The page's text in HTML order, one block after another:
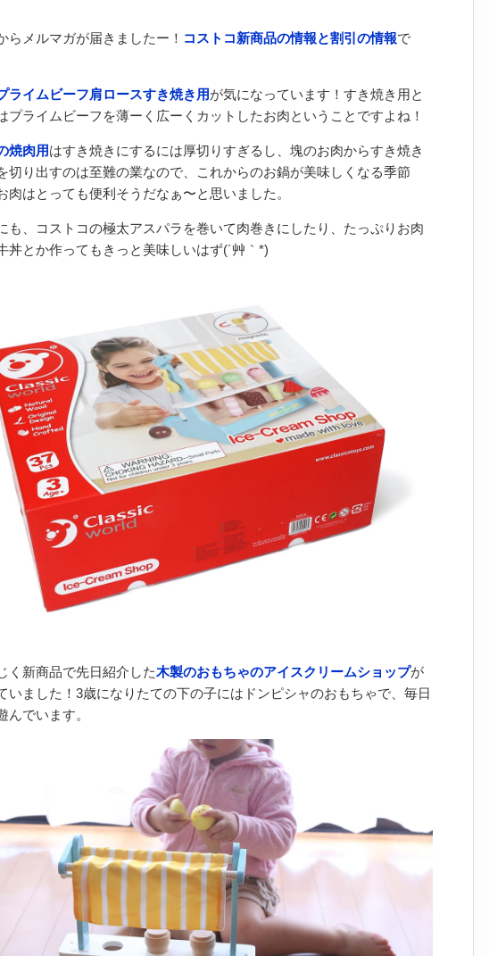
らメルマガが届きましたー！ コストコ新商品の情報と割引の情報で
ライムビーフ肩ロースすき焼き用が気になっています！すき焼き用と
プライムビーフを薄ーく広ーくカットしたお肉ということですよね！
焼肉用はすき焼きにするには厚切りすぎるし、塊のお肉からすき焼き
切り出すのは至難の業なので、これからのお鍋が美味しくなる季節
肉はとっても便利そうだなぁ〜と思いました。
も、コストコの極太アスパラを巻いて肉巻きにしたり、たっぷりお肉
丼とか作ってもきっと美味しいはず(´艸｀*)
く新商品で先日紹介した木製のおもちゃのアイスクリームショップが
いました！3歳になりたての下の子にはドンピシャのおもちゃで、毎日
んでいます。